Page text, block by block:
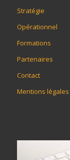
Stratégie
Opérationnel
Formations
Partenaires
Contact
Mentions légales